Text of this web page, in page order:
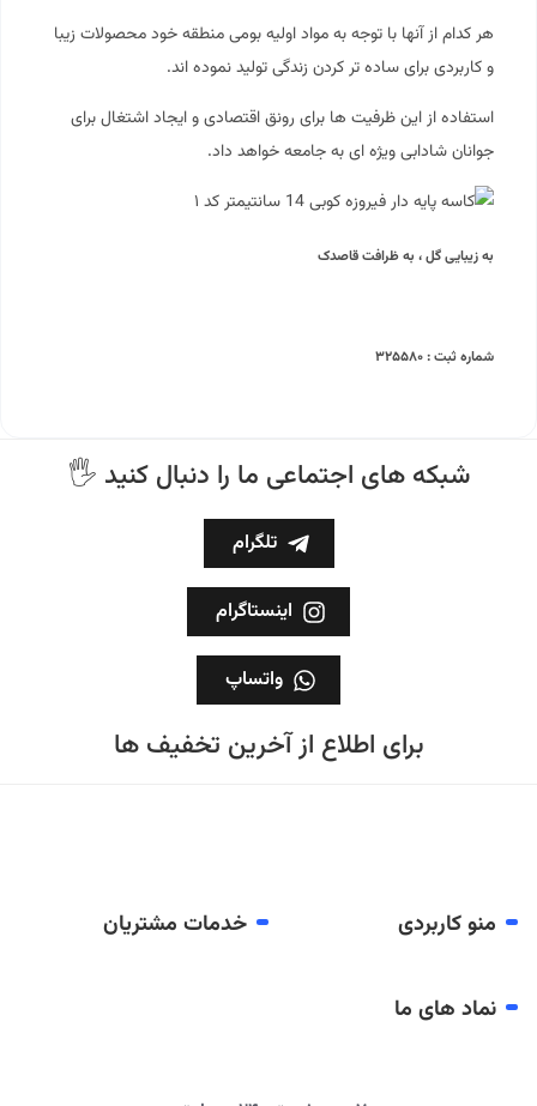
هر کدام از آنها با توجه به مواد اولیه بومی منطقه خود محصولات زیبا
و کاربردی برای ساده تر کردن زندگی تولید نموده اند.
استفاده از این ظرفیت ها برای رونق اقتصادی و ایجاد اشتغال برای
جوانان شادابی ویژه ای به جامعه خواهد داد.
به زیبایی گل ، به ظرافت قاصدک
شماره ثبت : ۳۲۵۵۸۰
🖐 شبکه های اجتماعی ما را دنبال کنید
تلگرام
اینستاگرام
واتساپ
برای اطلاع از آخرین تخفیف ها
منو کاربردی خدمات مشتریان
نماد های ما